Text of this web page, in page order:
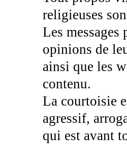
religieuses
Les
opinions de
ainsi que les
contenu.
La courtoisie
agressif,
qui est avant